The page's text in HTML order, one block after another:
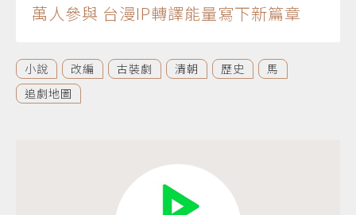
萬人參與 台漫IP轉譯能量寫下新篇章
小說 改編 古裝劇 清朝 歷史
馬
追劇地圖